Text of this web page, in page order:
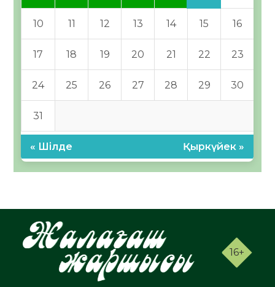
10 11 12 13 14 15 16
17 18 19 20 21 22 23
24 25 26 27 28 29 30
31
« Шілде Қыркүйек »
16+